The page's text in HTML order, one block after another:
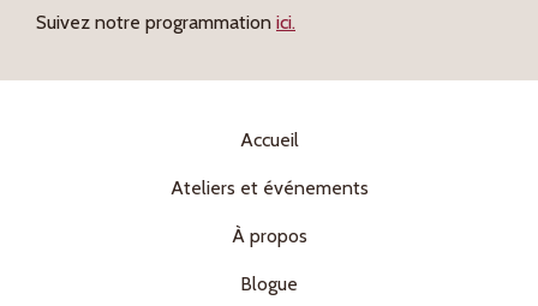
Suivez notre programmation ici.
Accueil
Ateliers et événements
À propos
Blogue